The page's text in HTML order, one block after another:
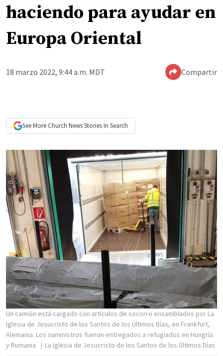
haciendo para ayudar en
Europa Oriental
18 marzo 2022, 9:44 a.m. MDT Compartir
See More Church NewsStories In Search
Un camión está cargado con artículos de socorro ensamblados por La
Iglesia de Jesucristo de los Santos de los Últimos Días, en Frankfurt,
Alemania. Los suministros fueron entregados a refugiados en Hungría
y Rumania.
La Iglesia de Jesucristo de los Santos de los Últimos Días